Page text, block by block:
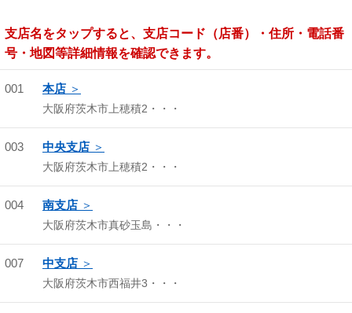
支店名をタップすると、支店コード（店番）・住所・電話番
号・地図等詳細情報を確認できます。
001 本店
大阪府茨木市上穂積2・・・
003 中央支店
大阪府茨木市上穂積2・・・
004 南支店
大阪府茨木市真砂玉島・・・
007 中支店
大阪府茨木市西福井3・・・